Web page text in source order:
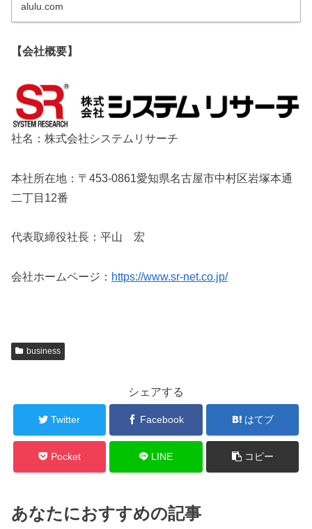
alulu.com
【会社概要】
社名：株式会社システムリサーチ
本社所在地：〒453-0861愛知県名古屋市中村区岩塚本通
二丁目12番
代表取締役社長：平山 宏
会社ホームページ： https://www.sr-net.co.jp/
business
シェアする
Twitter Facebook はてブ
Pocket LINE コピー
あなたにおすすめの記事